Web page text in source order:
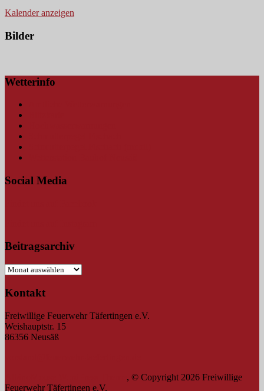
Kalender anzeigen
Bilder
Wetterinfo
Social Media
Beitragsarchiv
Beitragsarchiv
Kontakt
Freiwillige Feuerwehr Täfertingen e.V.
Weishauptstr. 15
86356 Neusäß
, © Copyright 2026 Freiwillige
Feuerwehr Täfertingen e.V.